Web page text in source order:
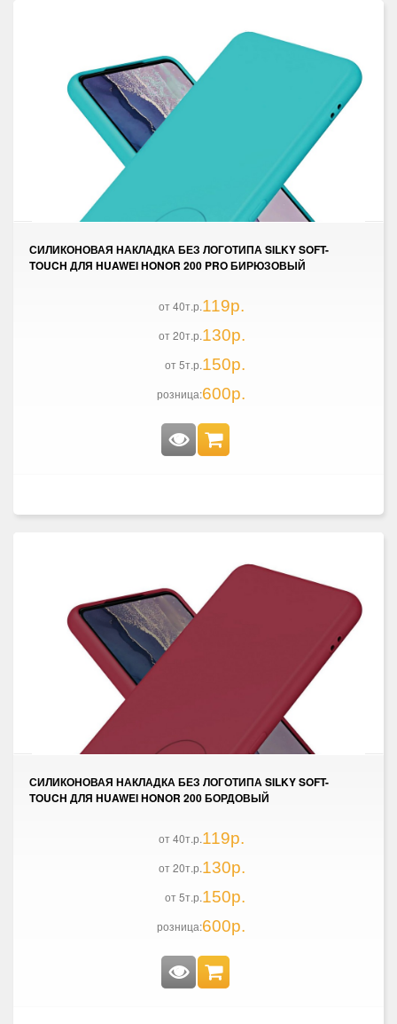
СИЛИКОНОВАЯ НАКЛАДКА БЕЗ ЛОГОТИПА SILKY SOFT-
TOUCH ДЛЯ HUAWEI HONOR 200 PRO БИРЮЗОВЫЙ
от 40т.р.119р.
от 20т.р.130р.
от 5т.р.150р.
розница:600р.
СИЛИКОНОВАЯ НАКЛАДКА БЕЗ ЛОГОТИПА SILKY SOFT-
TOUCH ДЛЯ HUAWEI HONOR 200 БОРДОВЫЙ
от 40т.р.119р.
от 20т.р.130р.
от 5т.р.150р.
розница:600р.